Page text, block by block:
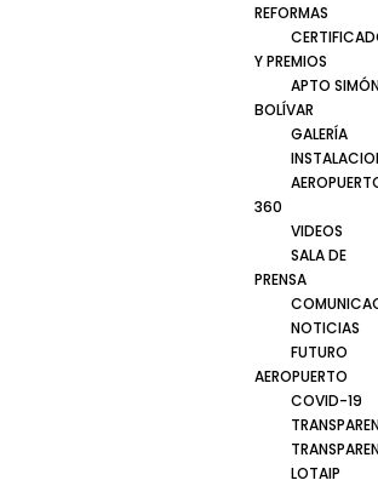
REFORMAS
Y PREMIOS
APTO
BOLÍVAR
GALERÍA
360
VIDEOS
SALA DE
PRENSA
NOTICIAS
FUTURO
AEROPUERTO
COVID-19
LOTAIP